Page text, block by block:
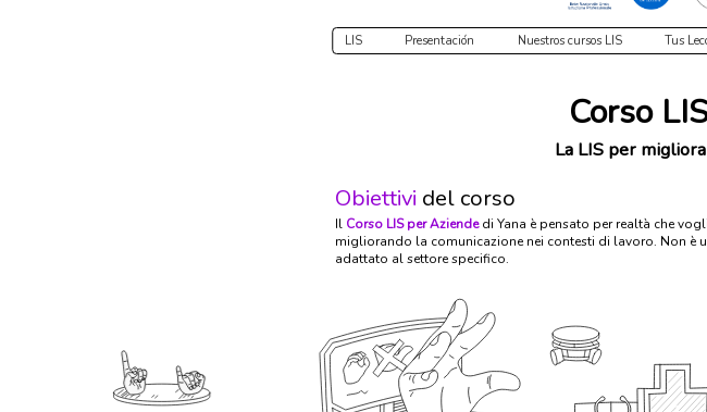
LIS Presentación Nuestros cursos LIS Tus
Corso
La LIS per
Obiettivi del corso
Il Corso LIS per Aziendedi Yana è pensato per realtà che
migliorando la comunicazione nei contesti di lavoro. Non è
adattato al settore specifico.